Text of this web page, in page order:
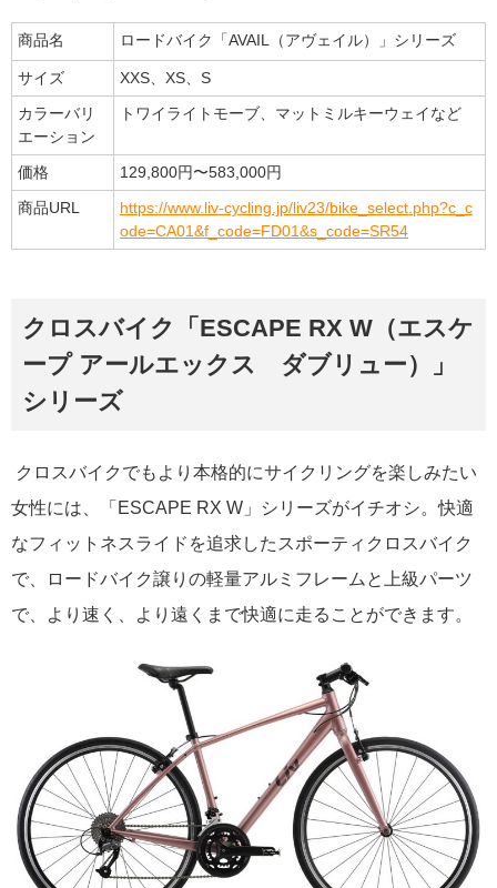
商品名 ロードバイク「AVAIL（アヴェイル）」シリーズ
サイズ
XXS、XS、S
カラーバリ
エーション
トワイライトモーブ、マットミルキーウェイなど
価格
129,800円〜583,000円
商品URL
https://www.liv-cycling.jp/liv23/bike_select.php?c_c
ode=CA01&f_code=FD01&s_code=SR54
クロスバイク「ESCAPE RX W（エスケ
ープ アールエックス ダブリュー）」
シリーズ
クロスバイクでもより本格的にサイクリングを楽しみたい
女性には、「ESCAPE RX W」シリーズがイチオシ。快適
なフィットネスライドを追求したスポーティクロスバイク
で、ロードバイク譲りの軽量アルミフレームと上級パーツ
で、より速く、より遠くまで快適に走ることができます。